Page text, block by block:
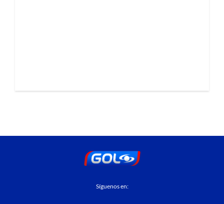
Síguenos en: